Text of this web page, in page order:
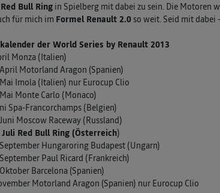
Red Bull Ring in Spielberg mit dabei zu sein. Die Motoren
für mich im Formel Renault 2.0 so weit. Seid mit dabei
der World Series by Renault 2013
Monza (Italien)
Motorland Aragon (Spanien)
Imola (Italien) nur Eurocup Clio
Monte Carlo (Monaco)
Spa-Francorchamps (Belgien)
Moscow Raceway (Russland)
Red Bull Ring (Österreich)
Hungaroring Budapest (Ungarn)
Paul Ricard (Frankreich)
Barcelona (Spanien)
Motorland Aragon (Spanien) nur Eurocup Clio